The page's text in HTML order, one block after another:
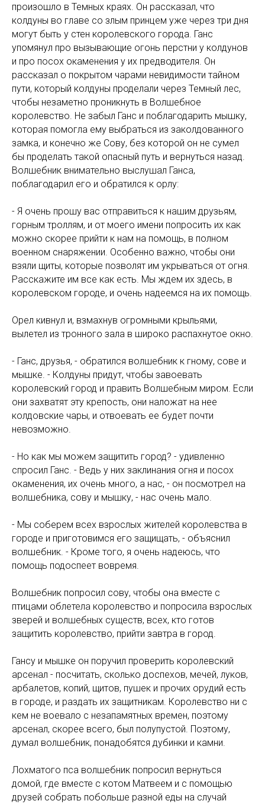
произошло в Темных краях. Он рассказал, что
колдуны во главе со злым принцем уже через три дня
могут быть у стен королевского города. Ганс
упомянул про вызывающие огонь перстни у колдунов
и про посох окаменения у их предводителя. Он
рассказал о покрытом чарами невидимости тайном
пути, который колдуны проделали через Темный лес,
чтобы незаметно проникнуть в Волшебное
королевство. Не забыл Ганс и поблагодарить мышку,
которая помогла ему выбраться из заколдованного
замка, и конечно же Сову, без которой он не сумел
бы проделать такой опасный путь и вернуться назад.
Волшебник внимательно выслушал Ганса,
поблагодарил его и обратился к орлу:
- Я очень прошу вас отправиться к нашим друзьям,
горным троллям, и от моего имени попросить их как
можно скорее прийти к нам на помощь, в полном
военном снаряжении. Особенно важно, чтобы они
взяли щиты, которые позволят им укрываться от огня.
Расскажите им все как есть. Мы ждем их здесь, в
королевском городе, и очень надеемся на их помощь.
Орел кивнул и, взмахнув огромными крыльями,
вылетел из тронного зала в широко распахнутое окно.
- Ганс, друзья, - обратился волшебник к гному, сове и
мышке. - Колдуны придут, чтобы завоевать
королевский город и править Волшебным миром. Если
они захватят эту крепость, они наложат на нее
колдовские чары, и отвоевать ее будет почти
невозможно.
- Но как мы можем защитить город? - удивленно
спросил Ганс. - Ведь у них заклинания огня и посох
окаменения, их очень много, а нас, - он посмотрел на
волшебника, сову и мышку, - нас очень мало.
- Мы соберем всех взрослых жителей королевства в
городе и приготовимся его защищать, - объяснил
волшебник. - Кроме того, я очень надеюсь, что
помощь подоспеет вовремя.
Волшебник попросил сову, чтобы она вместе с
птицами облетела королевство и попросила взрослых
зверей и волшебных существ, всех, кто готов
защитить королевство, прийти завтра в город.
Гансу и мышке он поручил проверить королевский
арсенал - посчитать, сколько доспехов, мечей, луков,
арбалетов, копий, щитов, пушек и прочих орудий есть
в городе, и раздать их защитникам. Королевство ни с
кем не воевало с незапамятных времен, поэтому
арсенал, скорее всего, был полупустой. Поэтому,
думал волшебник, понадобятся дубинки и камни.
Лохматого пса волшебник попросил вернуться
домой, где вместе с котом Матвеем и с помощью
друзей собрать побольше разной еды на случай